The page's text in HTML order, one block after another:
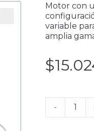
Motor con
variable
amplia
$
Cantidad
de
Motor
-